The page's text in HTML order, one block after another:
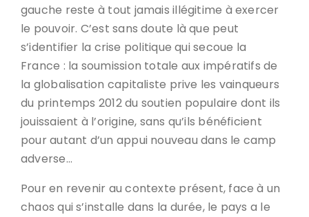
gauche reste à tout jamais illégitime à exercer
le pouvoir. C’est sans doute là que peut
s’identifier la crise politique qui secoue la
France : la soumission totale aux impératifs de
la globalisation capitaliste prive les vainqueurs
du printemps 2012 du soutien populaire dont ils
jouissaient à l’origine, sans qu’ils bénéficient
pour autant d’un appui nouveau dans le camp
adverse…
Pour en revenir au contexte présent, face à un
chaos qui s’installe dans la durée, le pays a le